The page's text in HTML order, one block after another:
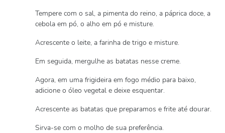
Tempere com o sal, a pimenta do reino, a páprica doce, a
cebola em pó, o alho em pó e misture.
Acrescente o leite, a farinha de trigo e misture.
Em seguida, mergulhe as batatas nesse creme.
Agora, em uma frigideira em fogo médio para baixo,
adicione o óleo vegetal e deixe esquentar.
Acrescente as batatas que preparamos e frite até dourar.
Sirva-se com o molho de sua preferência.